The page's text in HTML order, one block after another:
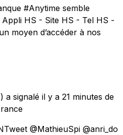
#Anytime semble
HS - Site HS - Tel HS -
moyen d’accéder à nos
a signalé il y a 21 minutes de
@MathieuSpi @anri_do